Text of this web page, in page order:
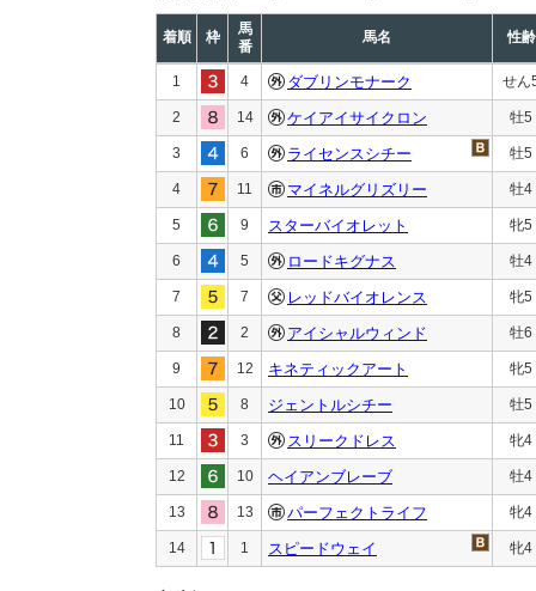
着順 枠
馬
番
馬名 性齢
1 4 ダブリンモナーク せん
2 14 ケイアイサイクロン 牡5
3 6 ライセンスシチー 牡5
4 11 マイネルグリズリー 牡4
5 9 スターバイオレット 牝5
6 5 ロードキグナス 牡4
7 7 レッドバイオレンス 牝5
8 2 アイシャルウィンド 牡6
9 12 キネティックアート 牝5
10 8 ジェントルシチー 牡5
11 3 スリークドレス 牝4
12 10 ヘイアンブレーブ 牡4
13 13 パーフェクトライフ 牝4
14 1 スピードウェイ 牝4